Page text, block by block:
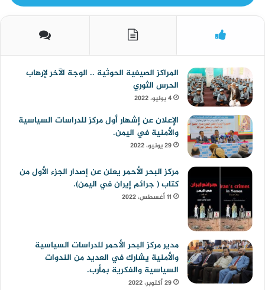
المراكز الصيفية الحوثية .. الوجة الآخر لإرهاب
الحرس الثوري
4 يوليو، 2022
الإعلان عن إشهار أول مركز للدراسات السياسية
والأمنية في اليمن.
29 يونيو، 2022
مركز البحر الأحمر يعلن عن إصدار الجزء الأول من
كتاب ( جرائم إيران في اليمن).
11 أغسطس، 2022
مدير مركز البحر الأحمر للدراسات السياسية
والأمنية يشارك في العديد من الندوات
السياسية والفكرية بمأرب.
29 أكتوبر، 2022